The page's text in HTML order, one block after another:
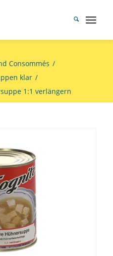
Consommés /
klar /
1:1 verlängern